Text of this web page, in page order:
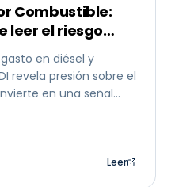
Combustible:
leer el riesgo
en diésel y
revela presión sobre el
en una señal
Leer